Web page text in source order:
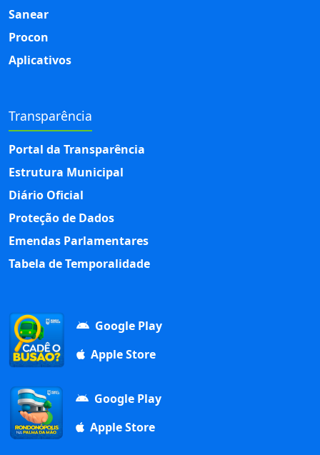
Sanear
Procon
Aplicativos
Transparência
Portal da Transparência
Estrutura Municipal
Diário Oficial
Proteção de Dados
Emendas Parlamentares
Tabela de Temporalidade
Google Play
Apple Store
Google Play
Apple Store